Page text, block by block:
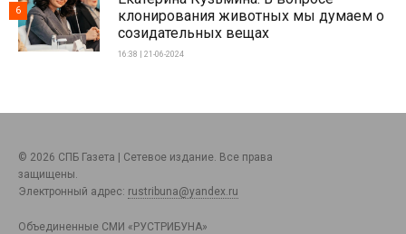
клонирования животных мы думаем о
созидательных вещах
16:38 | 21-06-2024
6
© 2026 СПБ Газета | Сетевое издание. Все права
защищены.
Электронный адрес: rustribuna@yandex.ru
Объединенные СМИ «РУСТРИБУНА»